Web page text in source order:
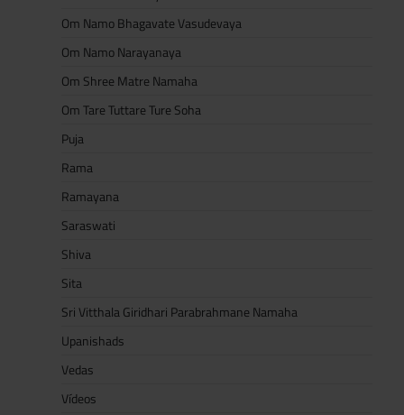
Om Namo Bhagavate Vasudevaya
Om Namo Narayanaya
Om Shree Matre Namaha
Om Tare Tuttare Ture Soha
Puja
Rama
Ramayana
Saraswati
Shiva
Sita
Sri Vitthala Giridhari Parabrahmane Namaha
Upanishads
Vedas
Vídeos